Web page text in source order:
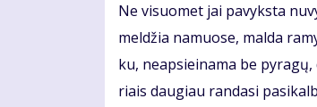
Ne vi­suo­met jai pa­vyks­ta
mel­džia na­muo­se, mal­da
ku, neap­si­ei­na­ma be
riais dau­giau ran­da­si